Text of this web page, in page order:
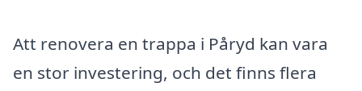
Att renovera en trappa i Påryd kan vara
en stor investering, och det finns flera